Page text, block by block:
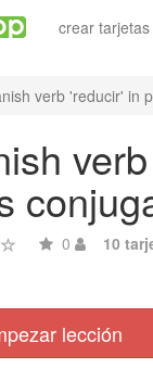
crear tarjetas
verb 'reducir' in
0 10
lección